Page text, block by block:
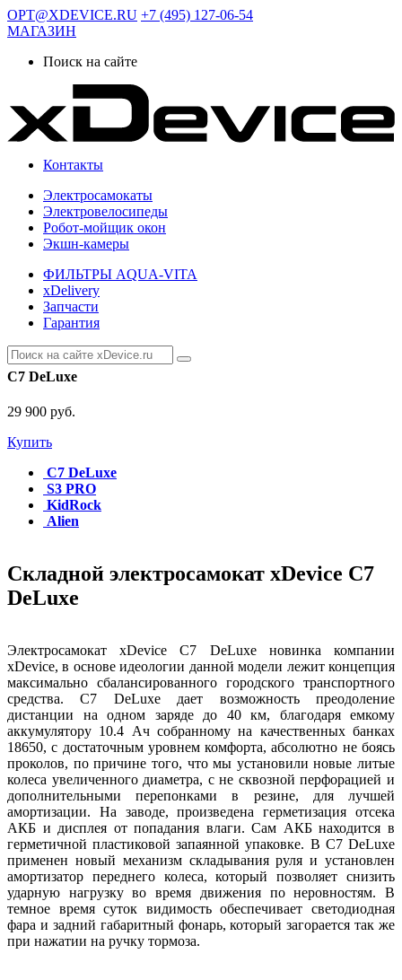
OPT@XDEVICE.RU +7 (495) 127-06-54
МАГАЗИН
Поиск на сайте
Контакты
Электросамокаты
Электровелосипеды
Робот-мойщик окон
Экшн-камеры
ФИЛЬТРЫ AQUA-VITA
xDelivery
Запчасти
Гарантия
C7 DeLuxe
29 900 руб.
Купить
C7 DeLuxe
S3 PRO
KidRock
Alien
Складной электросамокат xDevice C7
DeLuxe
Электросамокат xDevice C7 DeLuxe новинка компании
xDevice, в основе идеологии данной модели лежит концепция
максимально сбалансированного городского транспортного
средства. C7 DeLuxe дает возможность преодоление
дистанции на одном заряде до 40 км, благодаря емкому
аккумулятору 10.4 Ач собранному на качественных банках
18650, с достаточным уровнем комфорта, абсолютно не боясь
проколов, по причине того, что мы установили новые литые
колеса увеличенного диаметра, с не сквозной перфорацией и
дополнительными перепонками в резине, для лучшей
амортизации. На заводе, произведена герметизация отсека
АКБ и дисплея от попадания влаги. Сам АКБ находится в
герметичной пластиковой запаянной упаковке. В C7 DeLuxe
применен новый механизм складывания руля и установлен
амортизатор переднего колеса, который позволяет снизить
ударную нагрузку во время движения по неровностям. В
темное время суток видимость обеспечивает светодиодная
фара и задний габаритный фонарь, который загорается так же
при нажатии на ручку тормоза.